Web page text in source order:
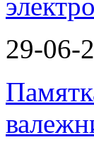
29-06-